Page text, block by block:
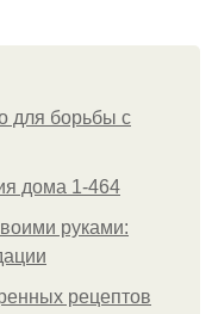
для борьбы с
дома 1-464
руками:
рецептов